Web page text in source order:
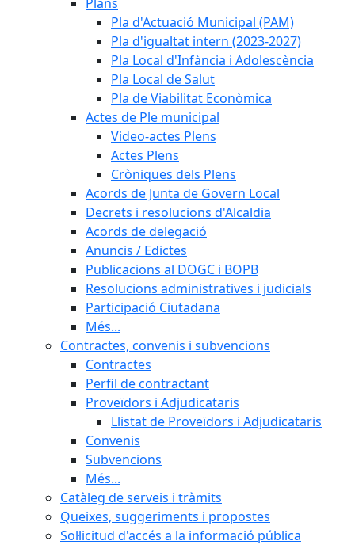
Pla d'Actuació Municipal (PAM)
Pla d'igualtat intern (2023-2027)
Pla Local d'Infància i Adolescència
Pla Local de Salut
Pla de Viabilitat Econòmica
Actes de Ple municipal
Video-actes Plens
Actes Plens
Cròniques dels Plens
Acords de Junta de Govern Local
Decrets i resolucions d'Alcaldia
Acords de delegació
Anuncis / Edictes
Publicacions al DOGC i BOPB
Resolucions administratives i judicials
Participació Ciutadana
Més...
Contractes, convenis i subvencions
Contractes
Perfil de contractant
Proveïdors i Adjudicataris
Llistat de Proveïdors i Adjudicataris
Convenis
Subvencions
Més...
Catàleg de serveis i tràmits
Queixes, suggeriments i propostes
Sol·licitud d'accés a la informació pública